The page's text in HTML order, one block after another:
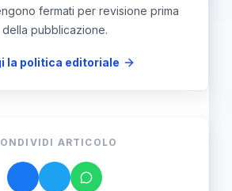
fermati per revisione prima
della pubblicazione.
la politica editoriale
ARTICOLO